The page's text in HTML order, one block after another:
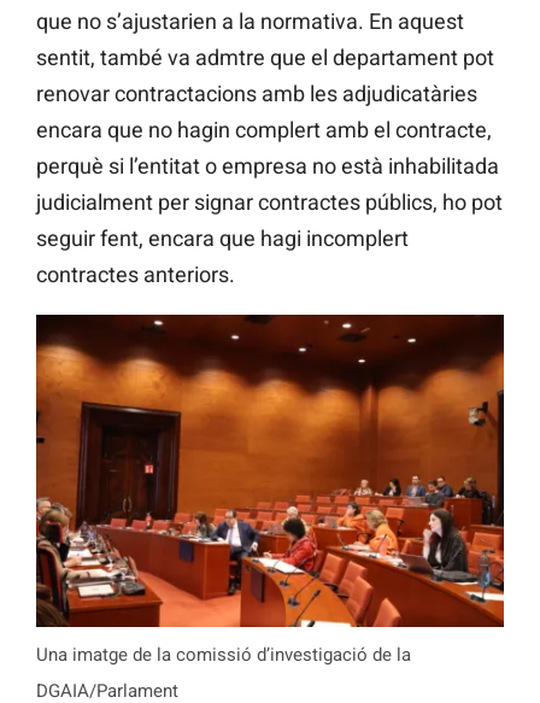
que no s’ajustarien a la normativa. En aquest
sentit, també va admtre que el departament pot
renovar contractacions amb les adjudicatàries
encara que no hagin complert amb el contracte,
perquè si l’entitat o empresa no està inhabilitada
judicialment per signar contractes públics, ho pot
seguir fent, encara que hagi incomplert
contractes anteriors.
Una imatge de la comissió d’investigació de la
DGAIA/Parlament